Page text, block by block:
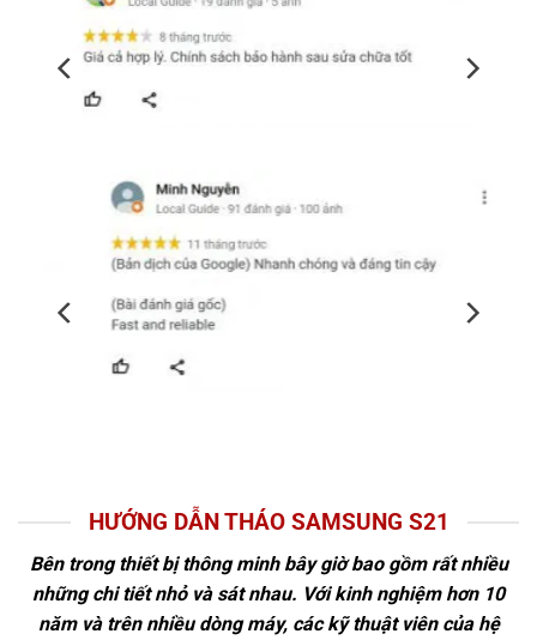
HƯỚNG DẪN THÁO SAMSUNG S21
Bên trong thiết bị thông minh bây giờ bao gồm rất nhiều
những chi tiết nhỏ và sát nhau. Với kinh nghiệm hơn 10
năm và trên nhiều dòng máy, các kỹ thuật viên của hệ